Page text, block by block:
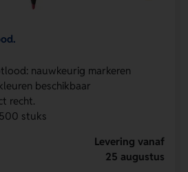
nauwkeurig markeren
beschikbaar
recht.
stuks
Levering vanaf
25 augustus